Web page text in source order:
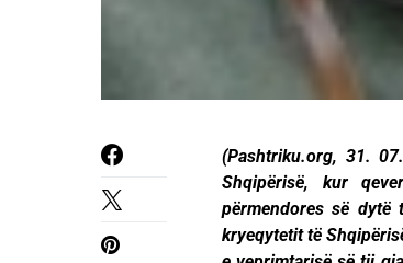
(Pashtriku.org, 31.
Shqipërisë, kur
përmendores së
kryeqytetit të